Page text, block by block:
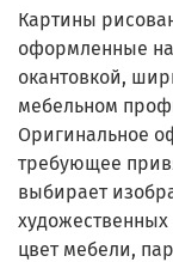
Картины
оформленные
окантовкой,
мебельном
Оригинальное
требующее
выбирает
цвет мебели,